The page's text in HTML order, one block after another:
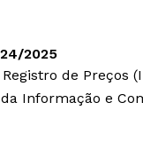
24/2025
de
Informação e